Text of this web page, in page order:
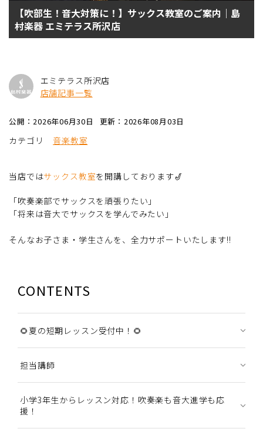
【吹部生！音大対策に！】サックス教室のご案内｜島
村楽器 エミテラス所沢店
エミテラス所沢店
店舗記事一覧
公開：2026年06月30日 更新：2026年08月03日
カテゴリ 音楽教室
当店ではサックス教室を開講しております🎷
「吹奏楽部でサックスを頑張りたい」
「将来は音大でサックスを学んでみたい」
そんなお子さま・学生さんを、全力サポートいたします!!
CONTENTS
🌻夏の短期レッスン受付中！🌻
担当講師
小学3年生からレッスン対応！吹奏楽も音大進学も応
援！